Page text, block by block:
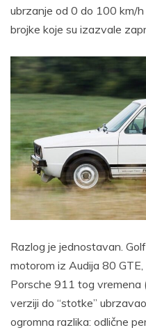
ubrzanje od 0 do 100 km/
brojke koje su izazvale
Razlog je jednostavan.
motorom iz Audija 80
Porsche 911 tog vremena
verziji do “stotke”
ogromna razlika: odlične